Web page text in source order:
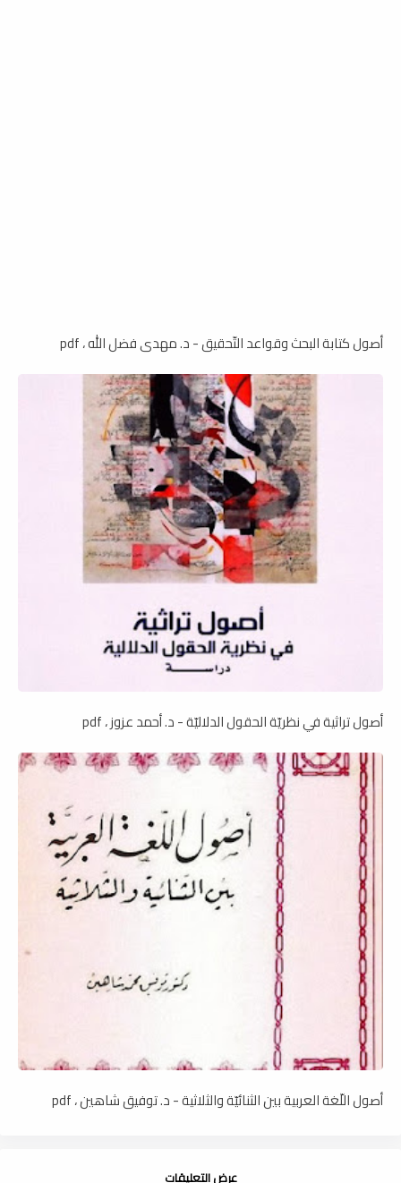
أصول كتابة البحث وقواعد التّحقيق - د. مهدى فضل الله ، pdf
أصول تراثية في نظريّة الحقول الدلاليّة - د. أحمد عزوز ، pdf
أصول اللّغة العربية بين الثنائيّة والثلاثية - د. توفيق شاهين ، pdf
عرض التعليقات